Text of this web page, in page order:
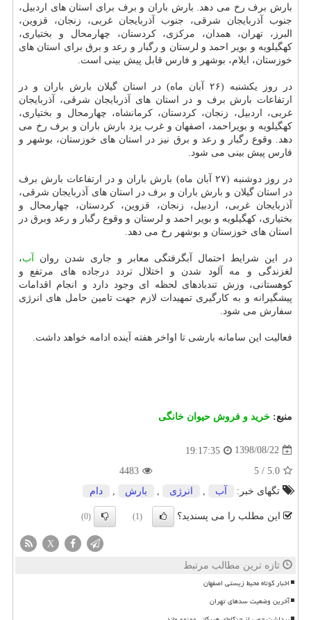
بارش برف رخ می دهد. بارش باران و برف برای استان های اردبیل،
جنوب آذربایجان شرقی، جنوب آذربایجان غربی، زنجان، قزوین،
البرز، تهران، همدان، مركزی، كردستان، چهارمحال و بختیاری،
كهگیلویه و بویر احمد و لرستان و رگبار و رعد و برق برای استان های
خوزستان، ایلام، بوشهر و فارس قابل پیش بینی است.
در روز یكشنبه (۲۶ آبان ماه) در استان گیلان بارش باران و در
ارتفاعات بارش برف و در استان های آذربایجان شرقی، آذربایجان
غربی، اردبیل، زنجان، كردستان، كرمانشاه، چهارمحال و بختیاری،
كهگیلویه و بویراحمد، اصفهان و غرب یزد بارش باران و برف رخ می
دهد. وقوع رگبار و رعد و برق نیز در استان های خوزستان، بوشهر و
فارس پیش بینی می شود.
در روز دوشنبه (۲۷ آبان ماه) بارش باران و در ارتفاعات بارش برف
در استان گیلان و بارش باران و برف در استان های آذربایجان شرقی،
آذربایجان غربی، اردبیل، زنجان، قزوین، كردستان، چهارمحال و
بختیاری، كهگیلویه و بویر احمد و لرستان و وقوع رگبار و رعد وبرق در
استان های خوزستان و بوشهر رخ می دهد.
در این شرایط احتمال آبگرفتگی معابر و جاری شدن روان آب،
لغزندگی و مه آلود شدن و اختلال تردد درجاده های مرتفع و
كوهستانی، وزش تندبادهای لحظه ای وجود دارد و انجام اقدامات
پیشگیرانه و به كارگیری تمهیدات لازم جهت تامین حامل های انرژی
سفارش می شود.
فعالیت این سامانه بارشی تا اواخر هفته آینده ادامه خواهد داشت.
منبع: خرید و فروش حیوان خانگی
1398/08/22
19:17:35
5.0
/
5
4483
تگهای خبر:
آب انرژی بارش دام
این مطلب را می پسندید؟ (1)
(0)
X
تازه ترین مطالب مرتبط
اخبار کوتاه محیط زیستی اصفهان
آخرین وضعیت سدهای تهران